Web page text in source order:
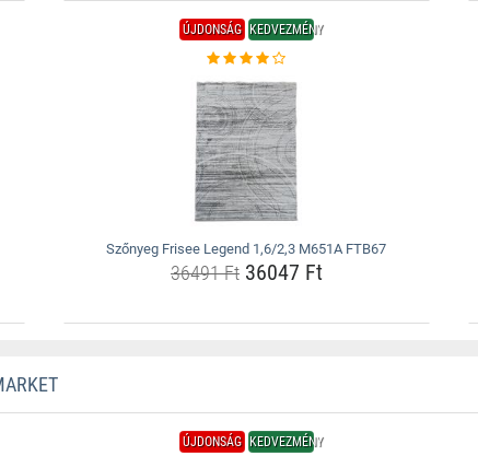
ÚJDONSÁG KEDVEZMÉNY
Szőnyeg Frisee Legend 1,6/2,3 M651A FTB67
36491 Ft36047 Ft
ÚJDONSÁG KEDVEZMÉNY